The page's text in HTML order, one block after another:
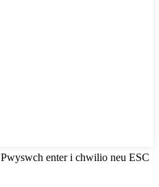
Pwyswch enter i chwilio neu ESC